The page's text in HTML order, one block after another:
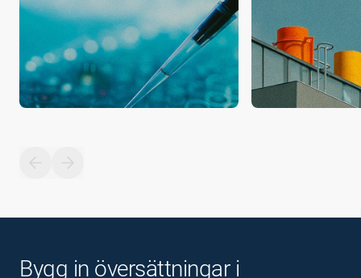
Bygg in översättningar i